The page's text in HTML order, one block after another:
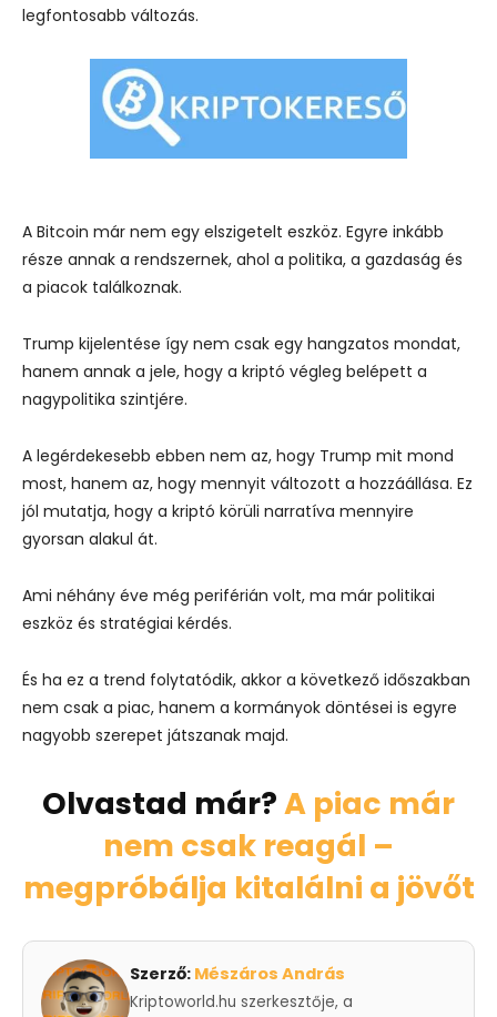
legfontosabb változás.
A Bitcoin már nem egy elszigetelt eszköz. Egyre inkább
része annak a rendszernek, ahol a politika, a gazdaság és
a piacok találkoznak.
Trump kijelentése így nem csak egy hangzatos mondat,
hanem annak a jele, hogy a kriptó végleg belépett a
nagypolitika szintjére.
A legérdekesebb ebben nem az, hogy Trump mit mond
most, hanem az, hogy mennyit változott a hozzáállása. Ez
jól mutatja, hogy a kriptó körüli narratíva mennyire
gyorsan alakul át.
Ami néhány éve még periférián volt, ma már politikai
eszköz és stratégiai kérdés.
És ha ez a trend folytatódik, akkor a következő időszakban
nem csak a piac, hanem a kormányok döntései is egyre
nagyobb szerepet játszanak majd.
Olvastad már?A piac már
nem csak reagál –
megpróbálja kitalálni a jövőt
Szerző: Mészáros András
Kriptoworld.hu szerkesztője, a